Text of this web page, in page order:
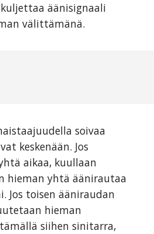
äänisignaali
välittämänä.
soivaa
keskenään. Jos
aikaa, kuullaan
hieman yhtä äänirautaa
Jos toisen ääniraudan
hieman
siihen sinitarra,